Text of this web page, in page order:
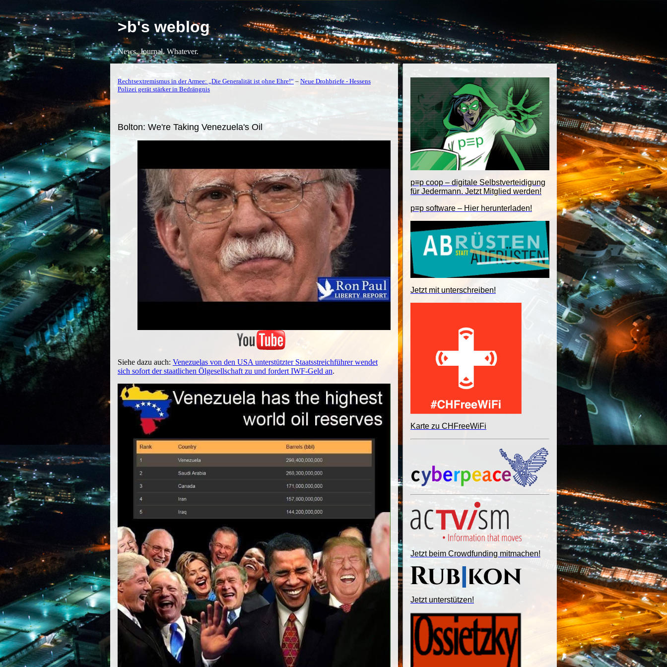
>b's weblog
News. Journal. Whatever.
p≡p coop – digitale Selbstverteidigung
für Jedermann. Jetzt Mitglied werden!
p≡p software – Hier herunterladen!
Jetzt mit unterschreiben!
Karte zu CHFreeWiFi
Jetzt beim Crowdfunding mitmachen!
Jetzt unterstützen!
Rechtsextremismus in der Armee: „Die Generalität ist ohne Ehre!“ – Neue Drohbriefe - Hessens
Polizei gerät stärker in Bedrängnis
Bolton: We're Taking Venezuela's Oil
Siehe dazu auch: Venezuelas von den USA unterstützter Staatsstreichführer wendet
sich sofort der staatlichen Ölgesellschaft zu und fordert IWF-Geld an.